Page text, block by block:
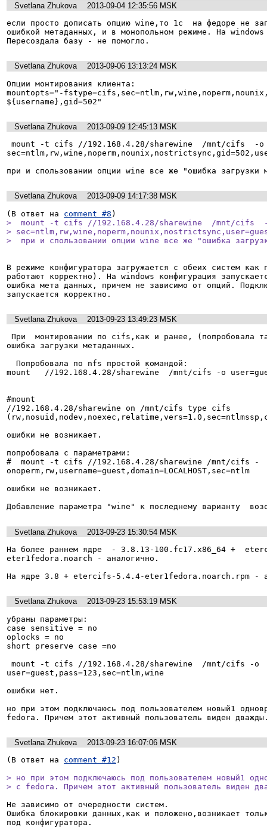
Svetlana Zhukova
2013-09-04 12:35:56 MSK
если просто дописать опцию wine,то 1с  на федоре не
ошибкой метаданных, и в монопольном режиме. На windows
Пересоздала базу - не помогло.
Svetlana Zhukova
2013-09-06 13:13:24 MSK
Опции монтирования клиента:
mountopts="-
${username},gid=502"
Svetlana Zhukova
2013-09-09 12:45:13 MSK
при и спользовании опции wine все же "ошибка
Svetlana Zhukova
2013-09-09 14:17:38 MSK
(В ответ на comment #8
>  mount -t cifs //192.168.4.28/sharewine  /mnt/cifs
>
>  при и спользовании опции wine все же "ошибка
В режиме конфигуратора загружается с обеих систем как
работают корректно). На windows конфигурация
ошибка мета данных, причем не зависимо от опций.
запускается корректно.
Svetlana Zhukova
2013-09-23 13:49:23 MSK
ошибка загрузки метаданных.
mount   //192.168.4.28/sharewine  /mnt/cifs -o
#mount
//192.168.4.28/sharewine on /mnt/cifs type cifs
ошибки не возникает.
попробовала с параметрами:
#  mount -t cifs //192.168.4.28/sharewine /mnt/cifs -
onoperm,rw,username=guest,domain=LOCALHOST,sec=ntlm
ошибки не возникает.
Добавление параметра "wine" к последнему варианту
Svetlana Zhukova
2013-09-23 15:30:54 MSK
На более раннем ядре  - 3.8.13-100.fc17.x86_64 +
eter1fedora.noarch - аналогично.
На ядре 3.8 + etercifs-5.4.4-eter1fedora.noarch.rpm -
Svetlana Zhukova
2013-09-23 15:53:19 MSK
убраны параметры:
case sensitive = no
oplocks = no
short preserve case =no
user=guest,pass=123,sec=ntlm,wine
ошибки нет.
но при этом подключаюсь под пользователем новый1
fedora. Причем этот активный пользователь виден
Svetlana Zhukova
2013-09-23 16:07:06 MSK
(В ответ на comment #12 )
> но при этом подключаюсь под пользователем новый1
> с fedora. Причем этот активный пользователь виден
Не зависимо от очередности систем.
Ошибка блокировки данных,как и положено,возникает
под конфигуратора.